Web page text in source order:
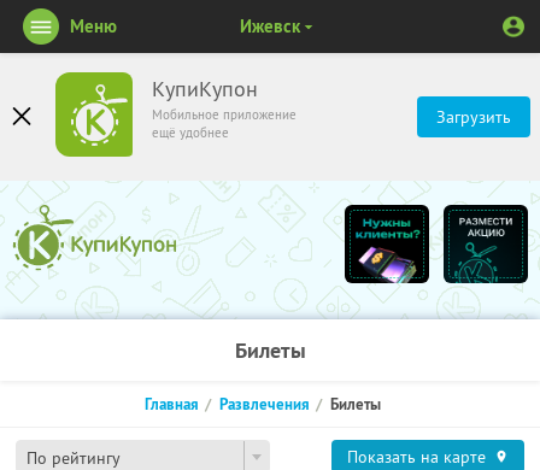
КупиКупон
Мобильное приложение
ещё удобнее
Загрузить
Меню Ижевск
Билеты
По рейтингу
Главная Развлечения Билеты
Показать на карте